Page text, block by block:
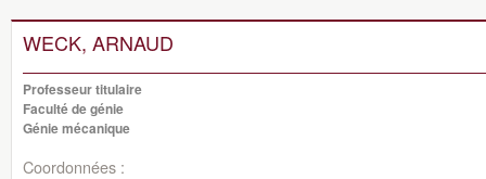
WECK, ARNAUD
Professeur titulaire
Faculté de génie
Génie mécanique
Coordonnées :